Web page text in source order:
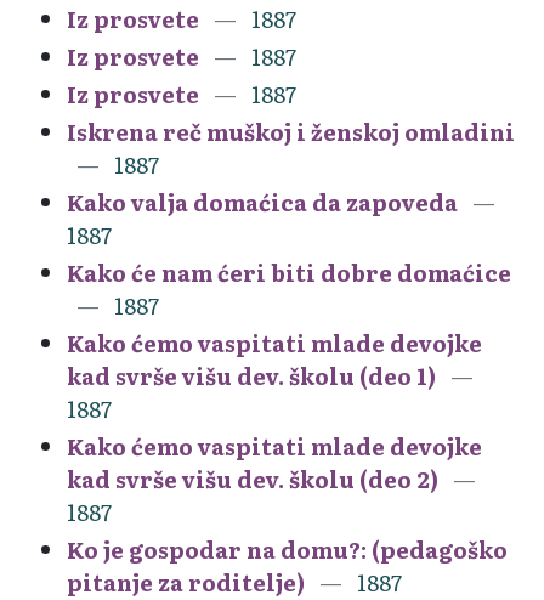
Iz prosvete
1887
Iz prosvete
1887
Iz prosvete
1887
Iskrena reč muškoj i ženskoj omladini
1887
Kako valja domaćica da zapoveda
1887
Kako će nam ćeri biti dobre domaćice
1887
Kako ćemo vaspitati mlade devojke
kad svrše višu dev. školu (deo 1)
1887
Kako ćemo vaspitati mlade devojke
kad svrše višu dev. školu (deo 2)
1887
Ko je gospodar na domu?: (pedagoško
pitanje za roditelje)
1887